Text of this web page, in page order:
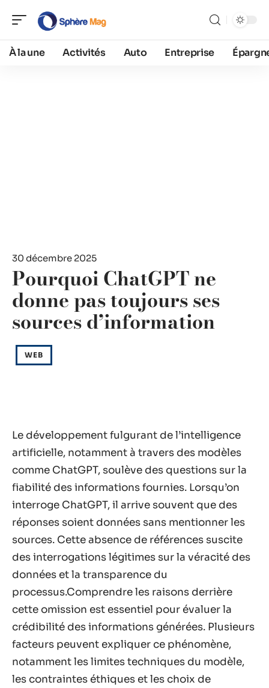
À la une Activités Auto Entreprise
30 décembre 2025
Pourquoi ChatGPT ne
donne pas toujours ses
sources d’information
WEB
Le développement fulgurant de l’intelligence
artificielle, notamment à travers des modèles
comme ChatGPT, soulève des questions sur la
fiabilité des informations fournies. Lorsqu’on
interroge ChatGPT, il arrive souvent que des
réponses soient données sans mentionner les
sources. Cette absence de références suscite
des interrogations légitimes sur la véracité des
données et la transparence du
processus.Comprendre les raisons derrière
cette omission est essentiel pour évaluer la
crédibilité des informations générées. Plusieurs
facteurs peuvent expliquer ce phénomène,
notamment les limites techniques du modèle,
les contraintes éthiques et les choix de